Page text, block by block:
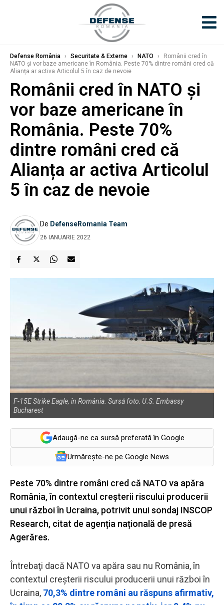
Defense România › Securitate & Externe › NATO ›
Românii cred în
NATO și vor baze americane în România. Peste 70% dintre români cred că
Alianța ar activa Articolul 5 în caz de nevoie
Românii cred în NATO și
vor baze americane în
România. Peste 70%
dintre români cred că
Alianța ar activa Articolul
5 în caz de nevoie
De DefenseRomania Team
26 IANUARIE 2022
F-15E Strike Eagle, în România. Sursă foto: U.S. Embassy
Bucharest
Adaugă-ne ca sursă preferată în Google
Urmărește-ne pe Google News
Peste 70% dintre români cred că NATO va apăra
România, în contextul creşterii riscului producerii
unui război în Ucraina, potrivit unui sondaj INSCOP
Research, citat de agenția națională de presă
Agerăres.
Întrebaţi dacă NATO va apăra sau nu România, în
contextul creşterii riscului producerii unui război în
Ucraina, 70,3% dintre români au răspuns afirmativ,